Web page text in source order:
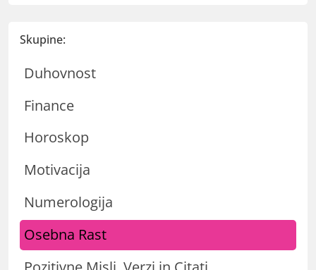
Skupine:
Duhovnost
Finance
Horoskop
Motivacija
Numerologija
Osebna Rast